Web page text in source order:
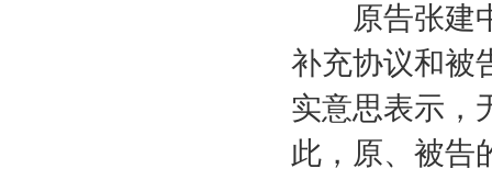
原告张建中
补充协议和被
实意思表示，
此，原、被告